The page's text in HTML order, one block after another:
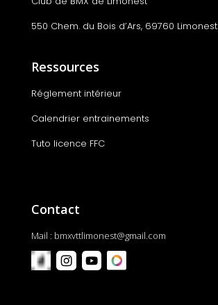
550 Chem. du Bois d’Ars, 69760 Limonest
Ressources
Réglement intérieur
Calendrier entrainements
Tuto licence FFC
Contact
Mail : bmxvttlimonest@gmail.com